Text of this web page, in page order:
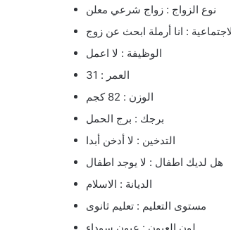
نوع الزواج : زواج شرعي معلن
: انا أرملة ابحث عن زوج
الوظيفة : لا اعمل
العمر : 31
الوزن : 82 كجم
برجك : برج الحمل
التدخين : لا أدخن أبدا
هل لديك اطفال : لا يوجد اطفال
الديانة : الاسلام
مستوى التعليم : تعليم ثانوى